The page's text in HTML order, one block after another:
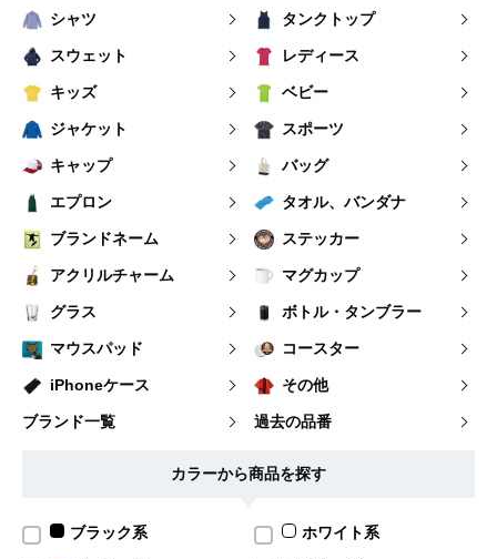
シャツ タンクトップ
スウェット レディース
キッズ ベビー
ジャケット スポーツ
キャップ バッグ
エプロン タオル、バンダナ
ブランドネーム ステッカー
アクリルチャーム マグカップ
グラス ボトル・タンブラー
マウスパッド コースター
iPhoneケース その他
ブランド一覧 過去の品番
カラーから商品を探す
ブラック系 ホワイト系